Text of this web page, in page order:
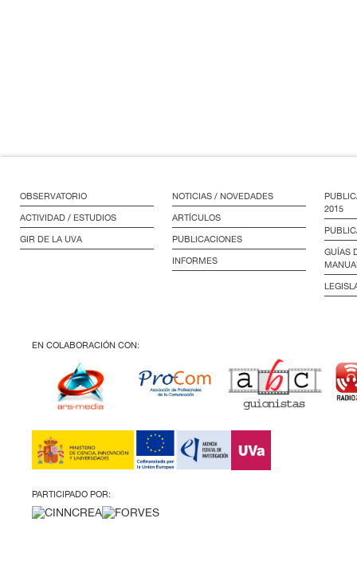
OBSERVATORIO
ACTIVIDAD / ESTUDIOS
GIR DE LA UVA
NOTICIAS / NOVEDADES
ARTÍCULOS
PUBLICACIONES
INFORMES
2015
GUÍAS
EN COLABORACIÓN CON:
PARTICIPADO POR: